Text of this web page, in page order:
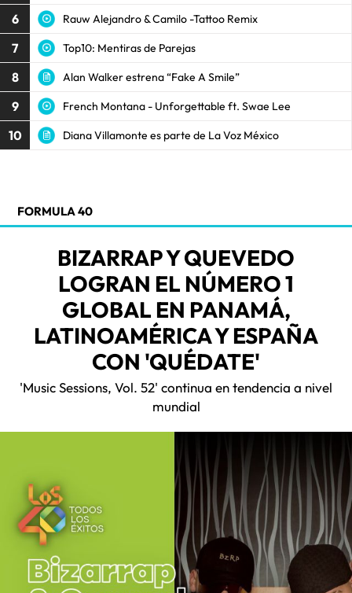
6 Rauw Alejandro & Camilo -Tattoo Remix
7 Top10: Mentiras de Parejas
8 Alan Walker estrena “Fake A Smile”
9 French Montana - Unforgettable ft. Swae Lee
10 Diana Villamonte es parte de La Voz México
FORMULA 40
BIZARRAP Y QUEVEDO
LOGRAN EL NÚMERO 1
GLOBAL EN PANAMÁ,
LATINOAMÉRICA Y ESPAÑA
CON 'QUÉDATE'
'Music Sessions, Vol. 52' continua en tendencia a nivel
mundial